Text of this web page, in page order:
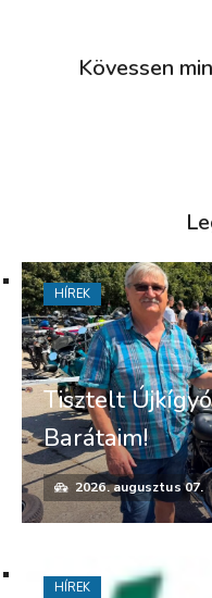
Kövessen
Tisztelt
Barátaim!
2026. augusztus 07.
HÍREK
HÍREK